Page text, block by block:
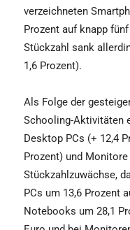
verzeichneten
Prozent auf knapp
Stückzahl sank
1,6 Prozent).
Als Folge der
Schooling-Aktivitäten
Desktop PCs (+ 12,4
Prozent) und
Stückzahlzuwächse,
PCs um 13,6 Prozent
Notebooks um 28,1